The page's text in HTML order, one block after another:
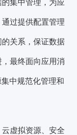
集中管理，为应
过提供配置管理
关系，保证数据
最终面向应用消
中规范化管理和
虚拟资源、安全